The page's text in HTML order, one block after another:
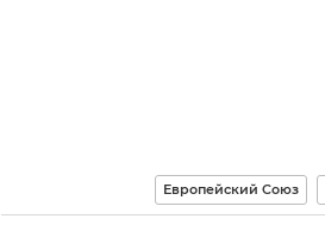
Европейский Союз